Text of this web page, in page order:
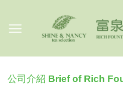
content
公司介紹 Brief of Rich